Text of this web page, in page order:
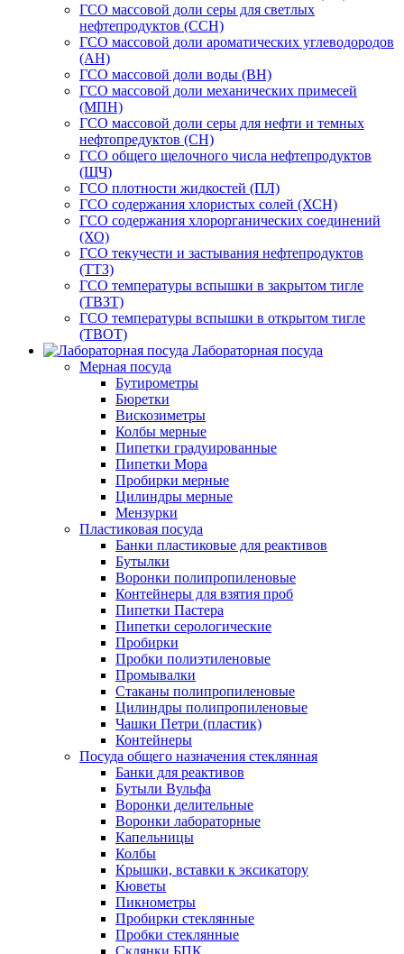
ГСО массовой доли серы для светлых
нефтепродуктов (ССН)
ГСО массовой доли ароматических углеводородов
(АН)
ГСО массовой доли воды (ВН)
ГСО массовой доли механических примесей
(МПН)
ГСО массовой доли серы для нефти и темных
нефтопредуктов (СН)
ГСО общего щелочного числа нефтепродуктов
(ЩЧ)
ГСО плотности жидкостей (ПЛ)
ГСО содержания хлористых солей (ХСН)
ГСО содержания хлорорганических соединений
(ХО)
ГСО текучести и застывания нефтепродуктов
(ТТЗ)
ГСО температуры вспышки в закрытом тигле
(ТВЗТ)
ГСО температуры вспышки в открытом тигле
(ТВОТ)
Лабораторная посуда
Мерная посуда
Бутирометры
Бюретки
Вискозиметры
Колбы мерные
Пипетки градуированные
Пипетки Мора
Пробирки мерные
Цилиндры мерные
Мензурки
Пластиковая посуда
Банки пластиковые для реактивов
Бутылки
Воронки полипропиленовые
Контейнеры для взятия проб
Пипетки Пастера
Пипетки серологические
Пробирки
Пробки полиэтиленовые
Промывалки
Стаканы полипропиленовые
Цилиндры полипропиленовые
Чашки Петри (пластик)
Контейнеры
Посуда общего назначения стеклянная
Банки для реактивов
Бутыли Вульфа
Воронки делительные
Воронки лабораторные
Капельницы
Колбы
Крышки, вставки к эксикатору
Кюветы
Пикнометры
Пробирки стеклянные
Пробки стеклянные
Склянки БПК